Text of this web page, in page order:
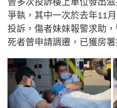
爭執，其中一次於去年11
投訴，傷者妹妹報警求助
死者曾申請調遷，已獲房